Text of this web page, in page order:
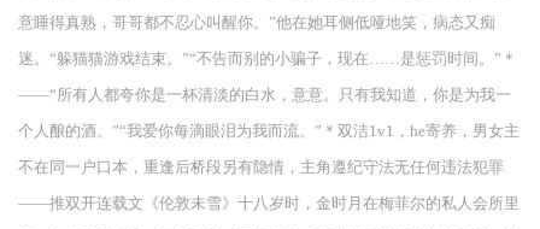
意睡得真熟，哥哥都不忍心叫醒你。”他在她耳侧低哑地笑，病态又痴
迷。“躲猫猫游戏结束。”“不告而别的小骗子，现在……是惩罚时间。”＊
——“所有人都夸你是一杯清淡的白水，意意。只有我知道，你是为我一
个人酿的酒。”“我爱你每滴眼泪为我而流。”＊双洁1v1，he寄养，男女主
不在同一户口本，重逢后桥段另有隐情，主角遵纪守法无任何违法犯罪
——推双开连载文《伦敦未雪》十八岁时，金时月在梅菲尔的私人会所里